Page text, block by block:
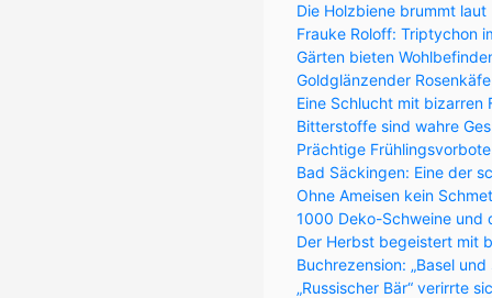
Die Holzbiene brummt
Frauke Roloff: Triptychon
Gärten bieten
Goldglänzender
Eine Schlucht mit bizarren
Bitterstoffe sind wahre
Prächtige
Bad Säckingen: Eine der
Ohne Ameisen kein
1000 Deko-Schweine und
Der Herbst begeistert mit
Buchrezension: „Basel und
„Russischer Bär“ verirrte